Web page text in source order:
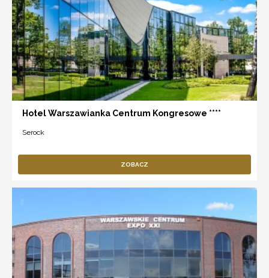
Hotel Warszawianka Centrum Kongresowe ****
Serock
ZOBACZ